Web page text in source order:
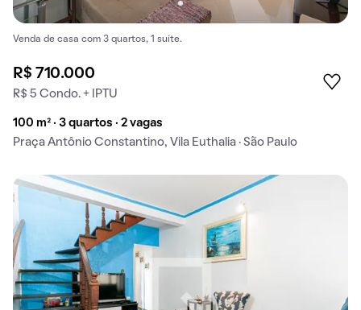
Venda de casa com 3 quartos, 1 suíte.
R$ 710.000
R$ 5 Condo. + IPTU
100 m² · 3 quartos · 2 vagas
Praça Antônio Constantino, Vila Euthalia · São Paulo